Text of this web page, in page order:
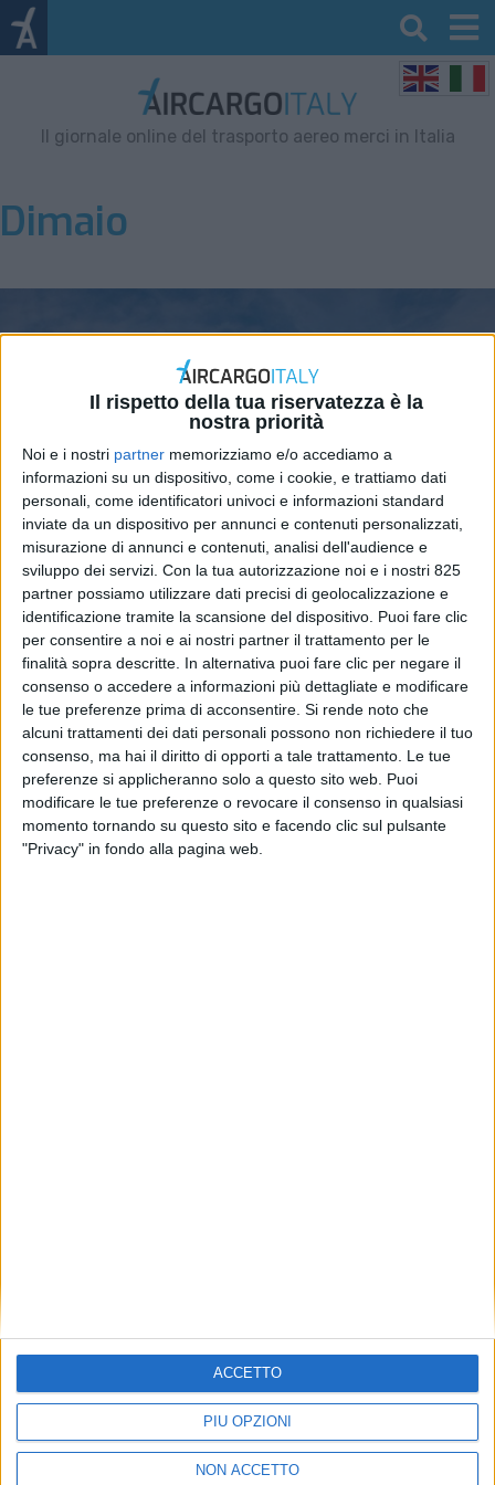
Il rispetto della tua riservatezza è la
nostra priorità
Noi e i nostri partner memorizziamo e/o accediamo a
informazioni su un dispositivo, come i cookie, e trattiamo dati
personali, come identificatori univoci e informazioni standard
inviate da un dispositivo per annunci e contenuti personalizzati,
misurazione di annunci e contenuti, analisi dell'audience e
sviluppo dei servizi. Con la tua autorizzazione noi e i nostri 825
partner possiamo utilizzare dati precisi di geolocalizzazione e
identificazione tramite la scansione del dispositivo. Puoi fare clic
per consentire a noi e ai nostri partner il trattamento per le
finalità sopra descritte. In alternativa puoi fare clic per negare il
consenso o accedere a informazioni più dettagliate e modificare
le tue preferenze prima di acconsentire. Si rende noto che
alcuni trattamenti dei dati personali possono non richiedere il tuo
consenso, ma hai il diritto di opporti a tale trattamento. Le tue
preferenze si applicheranno solo a questo sito web. Puoi
modificare le tue preferenze o revocare il consenso in qualsiasi
momento tornando su questo sito e facendo clic sul pulsante
"Privacy" in fondo alla pagina web.
PIÙ OPZIONI
NON ACCETTO
ACCETTO
Il giornale online del trasporto aereo merci in Italia
Dimaio
Altri sei mesi di ossigeno per
Alitalia
ECONOMIA 5 DICEMBRE 2018